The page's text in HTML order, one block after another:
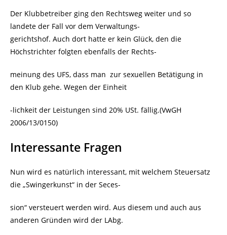
Der Klubbetreiber ging den Rechtsweg weiter und so
landete der Fall vor dem Verwaltungs-
gerichtshof. Auch dort hatte er kein Glück, den die
Höchstrichter folgten ebenfalls der Rechts-
meinung des UFS, dass man zur sexuellen Betätigung in
den Klub gehe. Wegen der Einheit
-lichkeit der Leistungen sind 20% USt. fällig.(VwGH
2006/13/0150)
Interessante Fragen
Nun wird es natürlich interessant, mit welchem Steuersatz
die „Swingerkunst“ in der Seces-
sion“ versteuert werden wird. Aus diesem und auch aus
anderen Gründen wird der LAbg.